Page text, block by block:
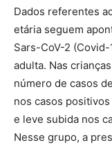
Dados referentes
etária seguem
Sars-CoV-2
adulta. Nas
número de casos
nos casos
e leve subida nos
Nesse grupo, a